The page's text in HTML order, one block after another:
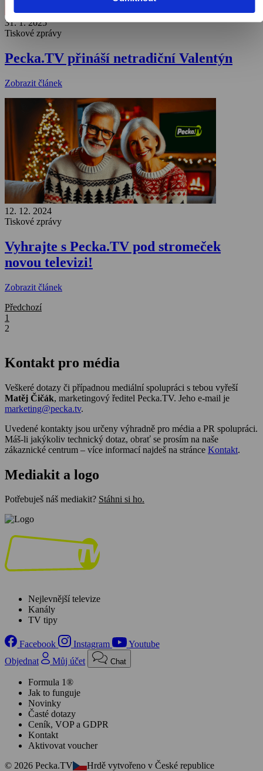
31. 1. 2025
Tiskové zprávy
Pecka.TV přináší netradiční Valentýn
Zobrazit článek
12. 12. 2024
Tiskové zprávy
Vyhrajte s Pecka.TV pod stromeček
novou televizi!
Zobrazit článek
Předchozí
1
2
Kontakt pro média
Veškeré dotazy či případnou mediální spolupráci s tebou vyřeší
Matěj Čičák, marketingový ředitel Pecka.TV. Jeho e-mail je
marketing@pecka.tv.
Uvedené kontakty jsou určeny výhradně pro média a PR spolupráci.
Máš-li jakýkoliv technický dotaz, obrať se prosím na naše
zákaznické centrum – více informací najdeš na stránce Kontakt.
Mediakit a logo
Potřebuješ náš mediakit? Stáhni si ho.
Nejlevnější televize
Kanály
TV tipy
Facebook Instagram
Youtube
Objednat
Můj účet Chat
Formula 1®
Jak to funguje
Novinky
Časté dotazy
Ceník, VOP a GDPR
Kontakt
Aktivovat voucher
© 2026 Pecka.TV
Hrdě vytvořeno v České republice